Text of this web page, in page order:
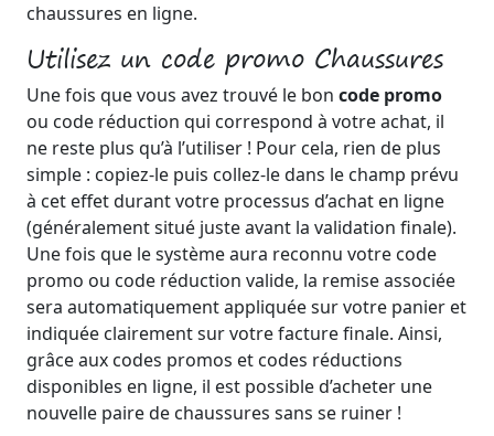
chaussures en ligne.
Utilisez un code promo Chaussures
Une fois que vous avez trouvé le bon code promo
ou code réduction qui correspond à votre achat, il
ne reste plus qu’à l’utiliser ! Pour cela, rien de plus
simple : copiez-le puis collez-le dans le champ prévu
à cet effet durant votre processus d’achat en ligne
(généralement situé juste avant la validation finale).
Une fois que le système aura reconnu votre code
promo ou code réduction valide, la remise associée
sera automatiquement appliquée sur votre panier et
indiquée clairement sur votre facture finale. Ainsi,
grâce aux codes promos et codes réductions
disponibles en ligne, il est possible d’acheter une
nouvelle paire de chaussures sans se ruiner !